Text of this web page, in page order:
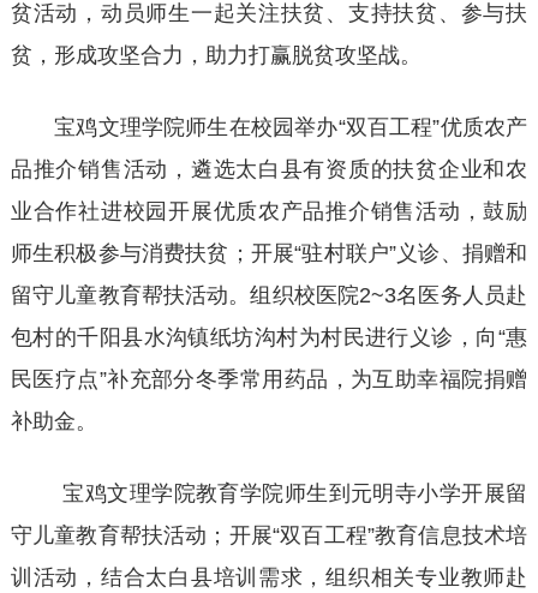
贫活动，动员师生一起关注扶贫、支持扶贫、参与扶
贫，形成攻坚合力，助力打赢脱贫攻坚战。
宝鸡文理学院师生在校园举办“双百工程”优质农产
品推介销售活动，遴选太白县有资质的扶贫企业和农
业合作社进校园开展优质农产品推介销售活动，鼓励
师生积极参与消费扶贫；开展“驻村联户”义诊、捐赠和
留守儿童教育帮扶活动。组织校医院2~3名医务人员赴
包村的千阳县水沟镇纸坊沟村为村民进行义诊，向“惠
民医疗点”补充部分冬季常用药品，为互助幸福院捐赠
补助金。
宝鸡文理学院教育学院师生到元明寺小学开展留
守儿童教育帮扶活动；开展“双百工程”教育信息技术培
训活动，结合太白县培训需求，组织相关专业教师赴